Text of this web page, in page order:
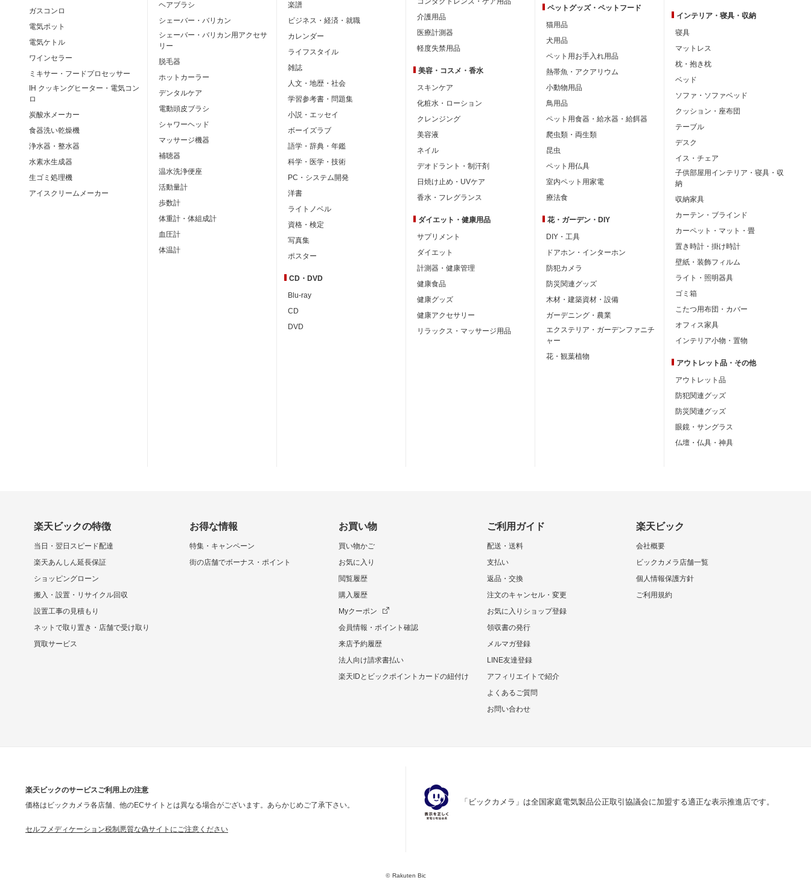
ガスコンロ
電気ポット
電気ケトル
ワインセラー
ミキサー・フードプロセッサー
IH クッキングヒーター・電気コン
ロ
炭酸水メーカー
食器洗い乾燥機
浄水器・整水器
水素水生成器
生ゴミ処理機
アイスクリームメーカー
ヘアブラシ
シェーバー・バリカン
シェーバー・バリカン用アクセサ
リー
脱毛器
ホットカーラー
デンタルケア
電動頭皮ブラシ
シャワーヘッド
マッサージ機器
補聴器
温水洗浄便座
活動量計
歩数計
体重計・体組成計
血圧計
体温計
楽譜
ビジネス・経済・就職
カレンダー
ライフスタイル
雑誌
人文・地歴・社会
学習参考書・問題集
小説・エッセイ
ボーイズラブ
語学・辞典・年鑑
科学・医学・技術
PC・システム開発
洋書
ライトノベル
資格・検定
写真集
ポスター
CD・DVD
Blu-ray
CD
DVD
介護用品
医療計測器
軽度失禁用品
美容・コスメ・香水
スキンケア
化粧水・ローション
クレンジング
美容液
ネイル
デオドラント・制汗剤
日焼け止め・UVケア
香水・フレグランス
ダイエット・ 健康用品
サプリメント
ダイエット
計測器・健康管理
健康食品
健康グッズ
健康アクセサリー
リラックス・マッサージ用品
ペットグッズ・ペットフード
猫用品
犬用品
ペット用お手入れ用品
熱帯魚・アクアリウム
小動物用品
鳥用品
ペット用食器・給水器・給餌器
爬虫類・両生類
昆虫
ペット用仏具
室内ペット用家電
療法食
花・ガーデン・DIY
DIY・工具
ドアホン・インターホン
防犯カメラ
防災関連グッズ
木材・建築資材・設備
ガーデニング・農業
エクステリア・ガーデンファニチ
ャー
花・観葉植物
インテリア・ 寝具・収納
寝具
マットレス
枕・抱き枕
ベッド
ソファ・ソファベッド
クッション・座布団
テーブル
デスク
イス・チェア
子供部屋用インテリア・寝具・収
納
収納家具
カーテン・ブラインド
カーペット・マット・畳
置き時計・掛け時計
壁紙・装飾フィルム
ライト・照明器具
ゴミ箱
こたつ用布団・カバー
オフィス家具
インテリア小物・置物
アウトレット品・ その他
アウトレット品
防犯関連グッズ
防災関連グッズ
眼鏡・サングラス
仏壇・仏具・神具
楽天ビックの特徴
当日・翌日スピード配達
楽天あんしん延長保証
ショッピングローン
搬入・設置・リサイクル回収
設置工事の見積もり
ネットで取り置き・店舗で受け取り
買取サービス
お得な情報
特集・キャンペーン
街の店舗でボーナス・ポイント
お買い物
買い物かご
お気に入り
閲覧履歴
購入履歴
Myクーポン
会員情報・ポイント確認
来店予約履歴
法人向け請求書払い
楽天IDとビックポイントカードの紐付け
ご利用ガイド
配送・送料
支払い
返品・交換
注文のキャンセル・変更
お気に入りショップ登録
領収書の発行
メルマガ登録
LINE友達登録
アフィリエイトで紹介
よくあるご質問
お問い合わせ
楽天ビック
会社概要
ビックカメラ店舗一覧
個人情報保護方針
ご利用規約
楽天ビックのサービスご利用上の注意
価格はビックカメラ各店舗、他のECサイトとは異なる場合がございます。あらかじめご了承下さい。
セルフメディケーション税制悪質な偽サイトにご注意ください
「ビックカメラ」は全国家庭電気製品公正取引協議会に加盟する適正な表示推進店です。
©Rakuten Bic